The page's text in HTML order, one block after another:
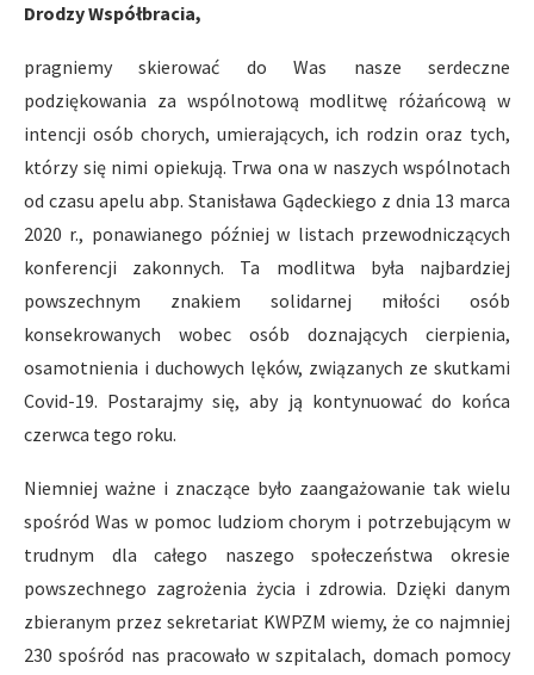
Drodzy Współbracia,
pragniemy skierować do Was nasze serdeczne
podziękowania za wspólnotową modlitwę różańcową w
intencji osób chorych, umierających, ich rodzin oraz tych,
którzy się nimi opiekują. Trwa ona w naszych wspólnotach
od czasu apelu abp. Stanisława Gądeckiego z dnia 13 marca
2020 r., ponawianego później w listach przewodniczących
konferencji zakonnych. Ta modlitwa była najbardziej
powszechnym znakiem solidarnej miłości osób
konsekrowanych wobec osób doznających cierpienia,
osamotnienia i duchowych lęków, związanych ze skutkami
Covid-19. Postarajmy się, aby ją kontynuować do końca
czerwca tego roku.
Niemniej ważne i znaczące było zaangażowanie tak wielu
spośród Was w pomoc ludziom chorym i potrzebującym w
trudnym dla całego naszego społeczeństwa okresie
powszechnego zagrożenia życia i zdrowia. Dzięki danym
zbieranym przez sekretariat KWPZM wiemy, że co najmniej
230 spośród nas pracowało w szpitalach, domach pomocy